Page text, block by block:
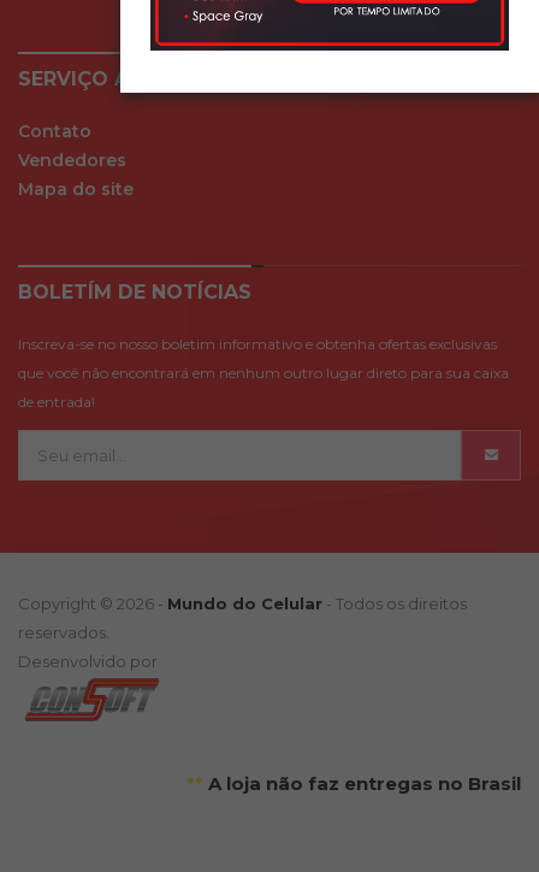
SERVIÇO AO CLIENTE
Contato
Vendedores
Mapa do site
BOLETÍM DE NOTÍCIAS
Inscreva-se no nosso boletim informativo e obtenha ofertas exclusivas
que você não encontrará em nenhum outro lugar direto para sua caixa
de entrada!
Copyright © 2026 - Mundo do Celular - Todos os direitos
reservados.
Desenvolvido por
** A loja não faz entregas no Brasil